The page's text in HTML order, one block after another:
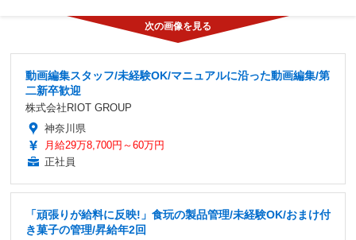
動画編集スタッフ/未経験OK/マニュアルに沿った動画編集/第
二新卒歓迎
株式会社RIOT GROUP
神奈川県
月給29万8,700円～60万円
正社員
「頑張りが給料に反映!」食玩の製品管理/未経験OK/おまけ付
き菓子の管理/昇給年2回